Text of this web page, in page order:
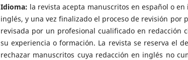
Idioma: la revista acepta manuscritos en español o
inglés, y una vez finalizado el proceso de revisión
revisada por un profesional cualificado en redacción
su experiencia o formación. La revista se reserva el
rechazar manuscritos cuya redacción en inglés no